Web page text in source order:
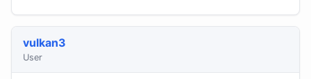
vulkan3
User